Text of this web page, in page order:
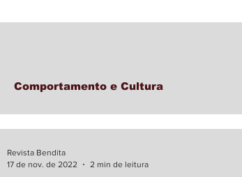
Comportamento e Cultura
Revista Bendita
17 de nov. de 2022
2 min de leitura